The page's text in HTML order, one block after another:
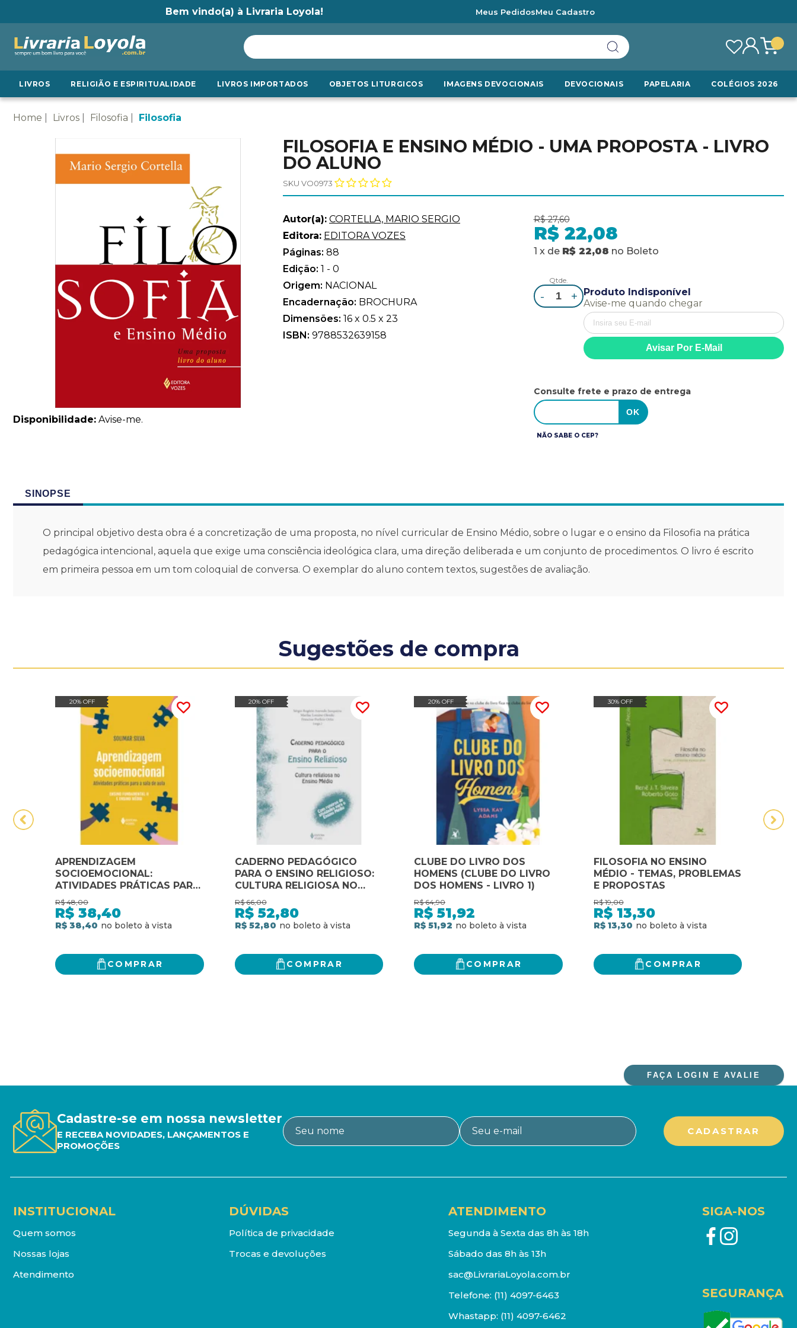
Bem vindo(a) à Livraria Loyola! Meus PedidosMeu Cadastro
LIVROS RELIGIÃO E ESPIRITUALIDADE LIVROS IMPORTADOS OBJETOS LITURGICOS IMAGENS DEVOCIONAIS DEVOCIONAIS PAPELARIA COLÉGIOS 2026
Home Livros Filosofia Filosofia
Disponibilidade: Avise-me.
FILOSOFIA E ENSINO MÉDIO - UMA PROPOSTA - LIVRO
DO ALUNO
SKU VO0973
Autor(a): CORTELLA, MARIO SERGIO
Editora: EDITORA VOZES
Páginas: 88
Edição: 1 - 0
Origem: NACIONAL
Encadernação: BROCHURA
Dimensões: 16 x 0.5 x 23
ISBN: 9788532639158
R$ 27,60
R$ 22,08
1 x de R$ 22,08 no Boleto
Qtde.
- +
Produto Indisponível
Avise-me quando chegar
Consulte frete e prazo de entrega
NÃO SABE O CEP?
SINOPSE
O principal objetivo desta obra é a concretização de uma proposta, no nível curricular de Ensino Médio, sobre o lugar e o ensino da Filosofia na prática
pedagógica intencional, aquela que exige uma consciência ideológica clara, uma direção deliberada e um conjunto de procedimentos. O livro é escrito
em primeira pessoa em um tom coloquial de conversa. O exemplar do aluno contem textos, sugestões de avaliação.
Sugestões de compra
20% OFF
APRENDIZAGEM
SOCIOEMOCIONAL:
ATIVIDADES PRÁTICAS PARA
A SALA DE AULA: ENSINO
FUNDAMENTAL II E ENSINO
MÉDIO
R$ 48,00
R$ 38,40
R$ 38,40
COMPRAR
20% OFF
CADERNO PEDAGÓGICO
PARA O ENSINO RELIGIOSO:
CULTURA RELIGIOSA NO
ENSINO MÉDIO
R$ 66,00
R$ 52,80
R$ 52,80
COMPRAR
20% OFF
CLUBE DO LIVRO DOS
HOMENS (CLUBE DO LIVRO
DOS HOMENS - LIVRO 1)
R$ 64,90
R$ 51,92
R$ 51,92
COMPRAR
30% OFF
FILOSOFIA NO ENSINO
MÉDIO - TEMAS, PROBLEMAS
E PROPOSTAS
R$ 19,00
R$ 13,30
R$ 13,30
COMPRAR
FAÇA LOGIN E AVALIE
Cadastre-se em nossa newsletter
E RECEBA NOVIDADES, LANÇAMENTOS E
PROMOÇÕES
INSTITUCIONAL
Quem somos
Nossas lojas
Atendimento
DÚVIDAS
Política de privacidade
Trocas e devoluções
ATENDIMENTO
Segunda à Sexta das 8h às 18h
Sábado das 8h às 13h
sac@LivrariaLoyola.com.br
Telefone: (11) 4097-6463
Whastapp: (11) 4097-6462
SIGA-NOS
SEGURANÇA